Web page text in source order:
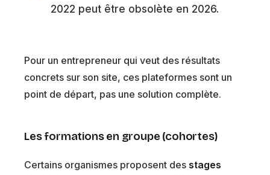
2022 peut être obsolète en 2026.
Pour un entrepreneur qui veut des résultats
concrets sur son site, ces plateformes sont un
point de départ, pas une solution complète.
Les formations en groupe (cohortes)
Certains organismes proposent des stages